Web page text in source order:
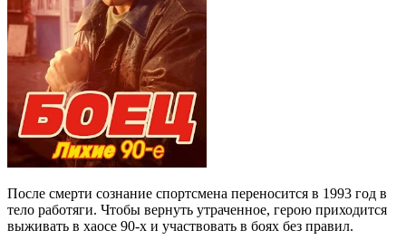
После смерти сознание спортсмена переносится в 1993 год в
тело работяги. Чтобы вернуть утраченное, герою приходится
выживать в хаосе 90-х и участвовать в боях без правил.